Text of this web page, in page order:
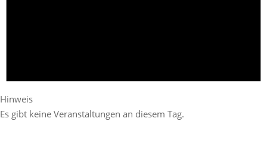
Hinweis
Es gibt keine Veranstaltungen an diesem Tag.